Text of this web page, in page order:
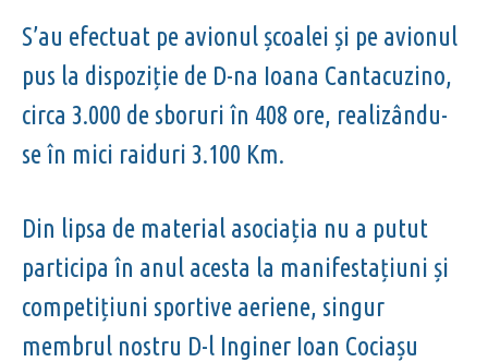
S’au efectuat pe avionul școalei și pe avionul
pus la dispoziție de D-na Ioana Cantacuzino,
circa 3.000 de sboruri în 408 ore, realizându-
se în mici raiduri 3.100 Km.
Din lipsa de material asociația nu a putut
participa în anul acesta la manifestațiuni și
competițiuni sportive aeriene, singur
membrul nostru D-l Inginer Ioan Cociașu